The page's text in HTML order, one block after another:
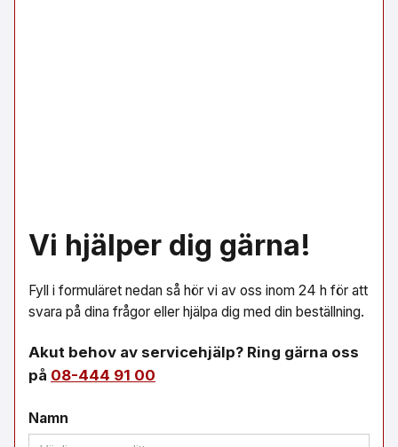
Vi hjälper dig gärna!
Fyll i formuläret nedan så hör vi av oss inom 24 h för att
svara på dina frågor eller hjälpa dig med din beställning.
Akut behov av servicehjälp? Ring gärna oss
på 08-444 91 00
Namn